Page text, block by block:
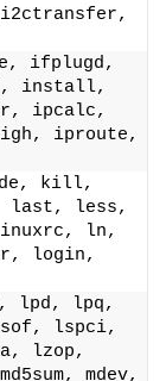
ifplugd,
install,
ipcalc,
iproute,
kill,
less,
ln,
login,
lpd, lpq,
lspci,
lzop,
mdev,